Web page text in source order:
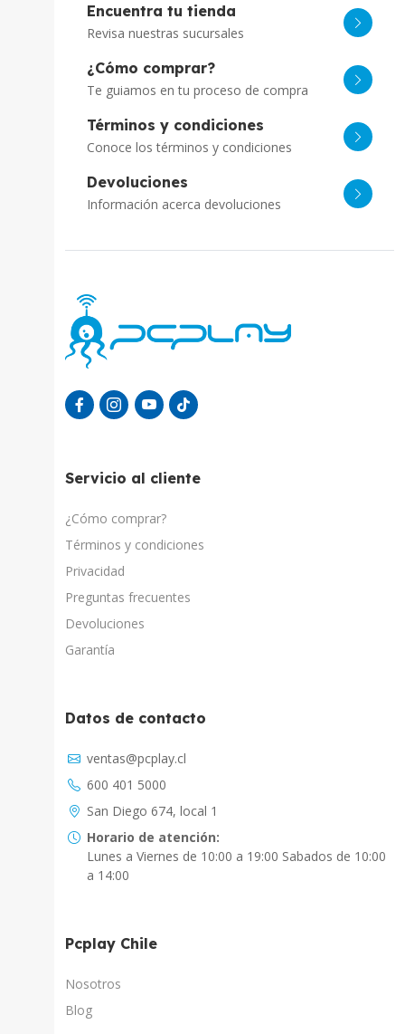
Encuentra tu tienda
Revisa nuestras sucursales
¿Cómo comprar?
Te guiamos en tu proceso de compra
Términos y condiciones
Conoce los términos y condiciones
Devoluciones
Información acerca devoluciones
Servicio al cliente
¿Cómo comprar?
Términos y condiciones
Privacidad
Preguntas frecuentes
Devoluciones
Garantía
Datos de contacto
ventas@pcplay.cl
600 401 5000
San Diego 674, local 1
Horario de atención:
Lunes a Viernes de 10:00 a 19:00 Sabados de 10:00
a 14:00
Pcplay Chile
Nosotros
Blog
Chat con IA
PcPlay Santiago / Web
Hola soy Freddy, en que puedo ayudarte...
PcPlay Santiago / Tienda
PCPlay Osorno